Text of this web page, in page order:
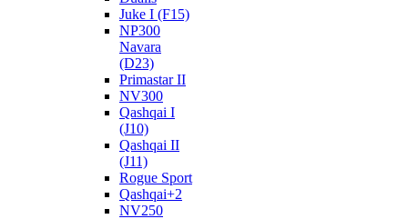
Juke I (F15)
NP300
Navara
(D23)
Primastar II
NV300
Qashqai I
(J10)
Qashqai II
(J11)
Rogue Sport
Qashqai+2
NV250